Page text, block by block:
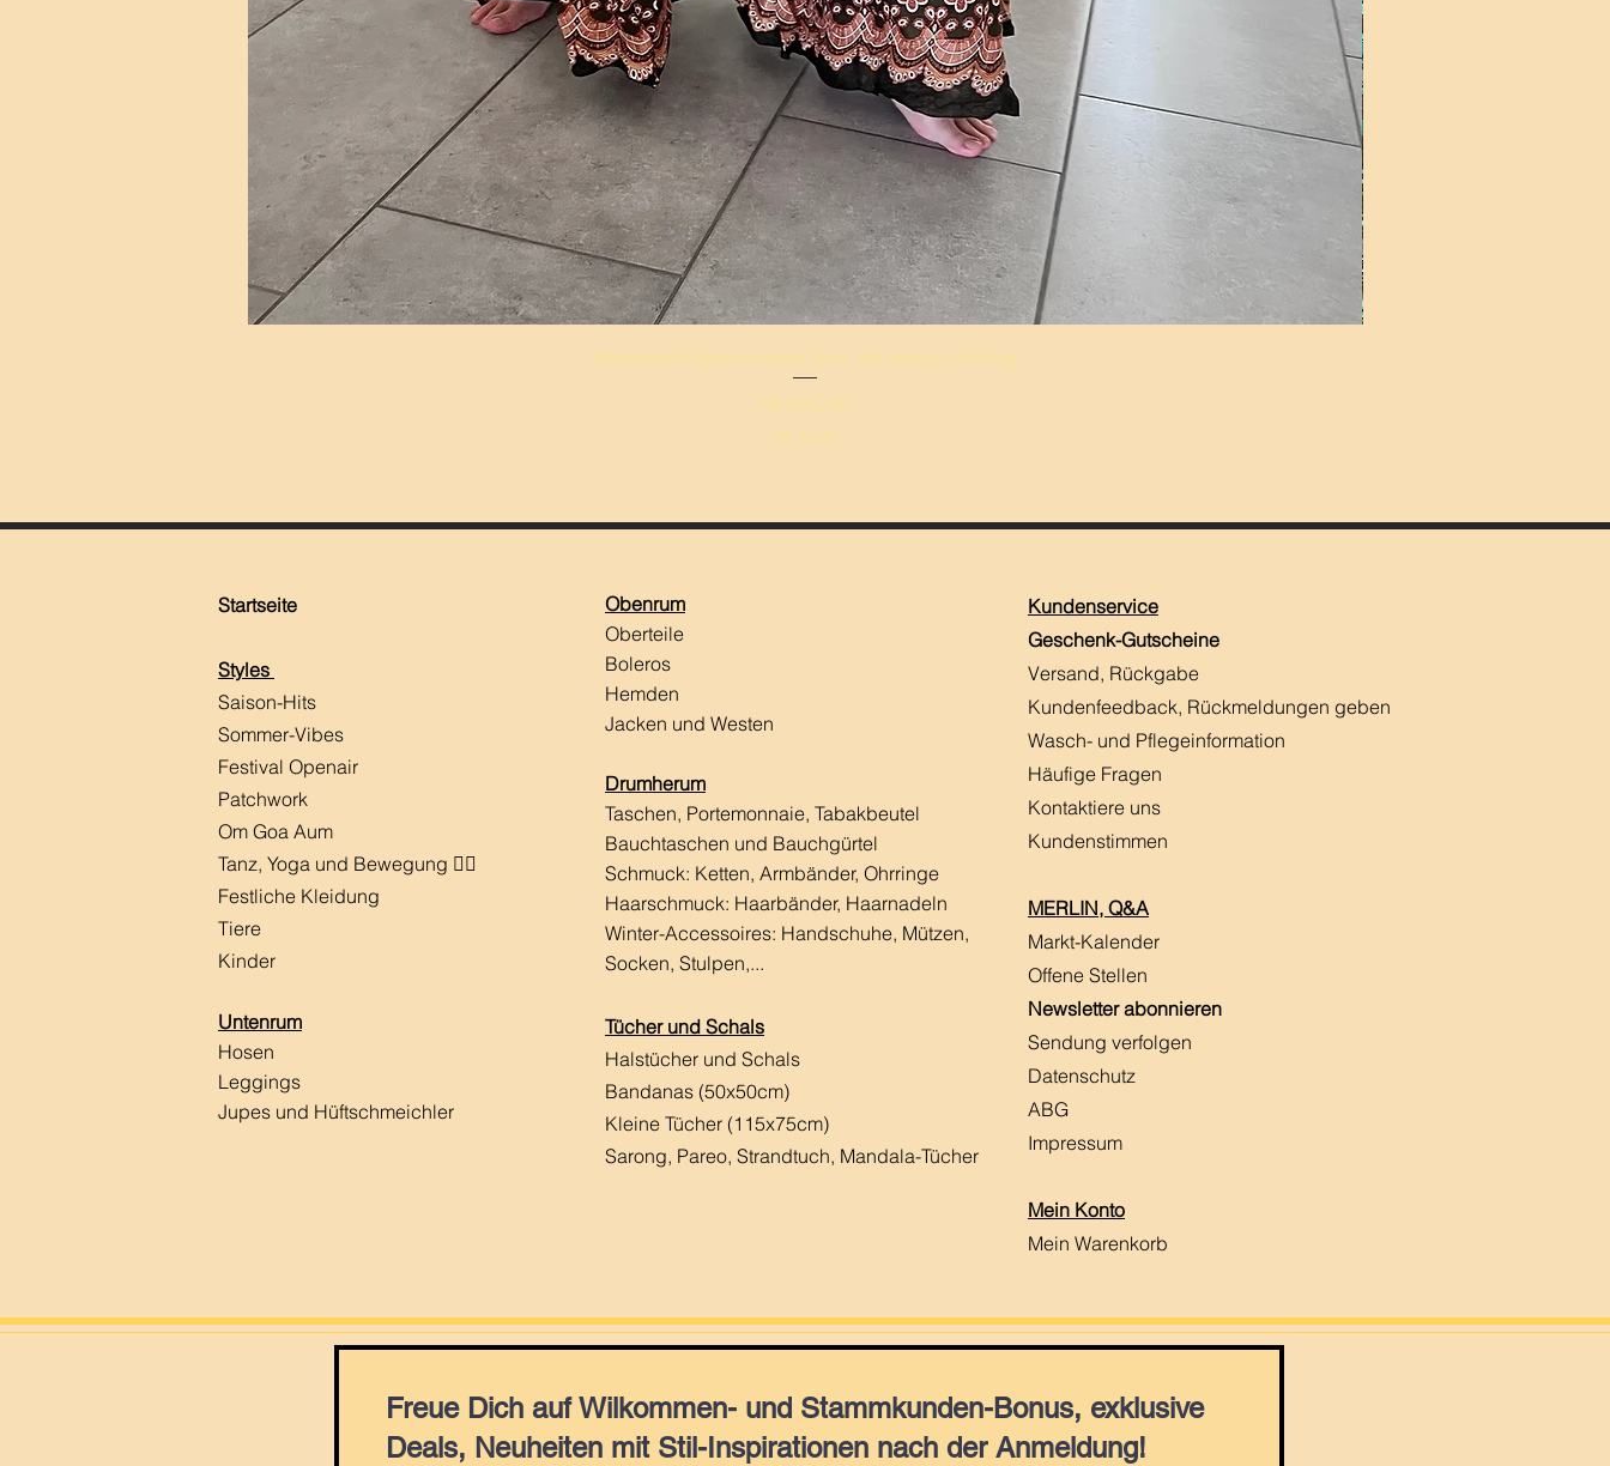
Schnellansicht
Bequeme Palazzo-Hose ‘Ana’ mit breitem Schlag
Preis
49,00 CHF
inkl. MwSt.
Startseite
Styles
Saison-Hits
​Sommer-Vibes
Festival Openair
Patchwork
Om Goa Aum
Tanz, Yoga und Bewegung 🧘‍♀️
Festliche Kleidung
Tiere
Kinder
Untenrum
Hosen
Leggings
Jupes und Hüftschmeichler
Obenrum
Oberteile
Boleros
Hemden
Jacken und Westen
Drumherum
Taschen, Portemonnaie, Tabakbeutel
Bauchtaschen und Bauchgürtel
Schmuck: Ketten, Armbänder, Ohrringe
Haarschmuck: Haarbänder, Haarnadeln
Winter-Accessoires: Handschuhe, Mützen,
Socken, Stulpen,...
Tücher und Schals
Halstücher und Schals
Bandanas (50x50cm)
Kleine Tücher (115x75cm)
Sarong, Pareo, Strandtuch, Mandala-Tücher
Kundenservice
Geschenk-Gutscheine
Versand, Rückgabe
Kundenfeedback, Rückmeldungen ​ geben
Wasch- und Pflegeinformation
Häufige Fragen
Kontaktiere uns
Kundenstimmen
MERLIN, Q&A
Markt-Kalender
Offene Stellen
Newsletter abonnieren
Sendung verfolgen
Datenschutz
ABG
Impressum
Mein Konto
Mein Warenkorb
Freue Dich auf Wilkommen- und Stammkunden-Bonus, exklusive
Deals, Neuheiten mit Stil-Inspirationen nach der Anmeldung!